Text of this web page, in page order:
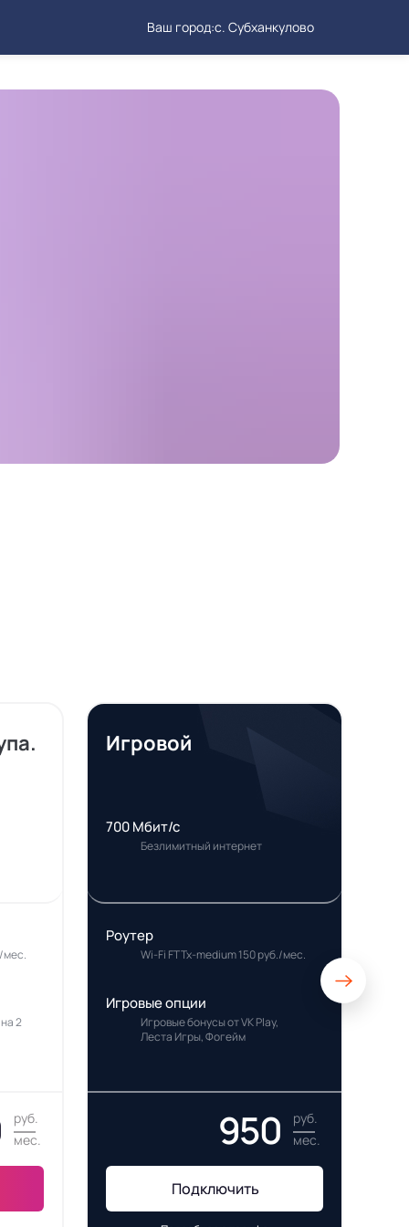
Ваш город:с. Субханкулово
мес.
2
руб.
мес.
Игровой
700 Мбит/с
Безлимитный интернет
Роутер
Wi-Fi FTTx-medium 150 руб./мес.
Игровые опции
Игровые бонусы от VK Play,
Леста Игры, Фогейм
950
руб.
мес.
Подключить